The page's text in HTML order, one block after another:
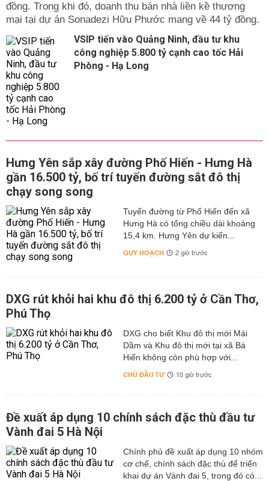
đồng. Trong khi đó, doanh thu bán nhà liền kề thương
mại tại dự án Sonadezi Hữu Phước mang về 44 tỷ đồng.
VSIP tiến vào Quảng Ninh, đầu tư khu
công nghiệp 5.800 tỷ cạnh cao tốc Hải
Phòng - Hạ Long
Hưng Yên sắp xây đường Phố Hiến - Hưng Hà
gần 16.500 tỷ, bố trí tuyến đường sắt đô thị
chạy song song
Tuyến đường từ Phố Hiến đến xã
Hưng Hà có tổng chiều dài khoảng
15,4 km. Hưng Yên dự kiến...
QUY HOẠCH 2 giờ trước
DXG rút khỏi hai khu đô thị 6.200 tỷ ở Cần Thơ,
Phú Thọ
DXG cho biết Khu đô thị mới Mái
Dầm và Khu đô thị mới tại xã Bá
Hiến không còn phù hợp với...
CHỦ ĐẦU TƯ 10 giờ trước
Đề xuất áp dụng 10 chính sách đặc thù đầu tư
Vành đai 5 Hà Nội
Chính phủ đề xuất áp dụng 10 nhóm
cơ chế, chính sách đặc thù để triển
khai dự án Vành đai 5, trong đó có...